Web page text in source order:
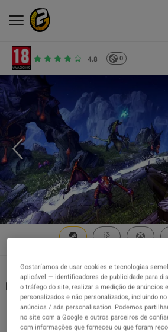
4.8 0
Borderlands 2: Ultimate Vault
PC Steam CD
Vendido por
99.08 % avaliações de 3425960
Gostaríamos de usar cookies e tecnologias
aplicável — identificadores de publicidade para
o tráfego do site, realizar a medição de anúncios
personalizados e não personalizados, incluindo
anúncios / ads personalisation. Podemos
no site com a Google e outros parceiros de
com informações que forneceu ou que foram